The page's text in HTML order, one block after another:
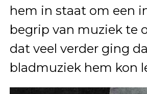
hem in staat om een
begrip van muziek te
dat veel verder ging
bladmuziek hem kon